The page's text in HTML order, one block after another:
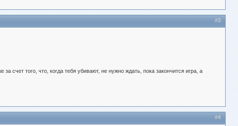
#3
счет того, что, когда тебя убивают, не нужно ждать, пока закончится игра, а
#4